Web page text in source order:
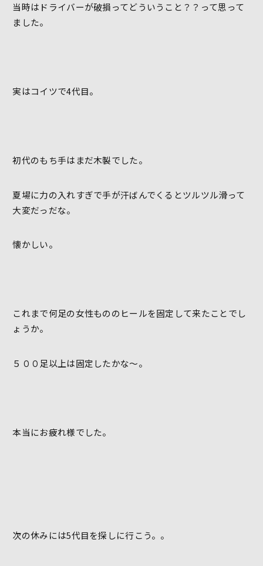
当時はドライバーが破損ってどういうこと？？って思って
ました。
実はコイツで4代目。
初代のもち手はまだ木製でした。
夏場に力の入れすぎで手が汗ばんでくるとツルツル滑って
大変だっだな。
懐かしい。
これまで何足の女性もののヒールを固定して来たことでし
ょうか。
５００足以上は固定したかな～。
本当にお疲れ様でした。
次の休みには5代目を探しに行こう。。